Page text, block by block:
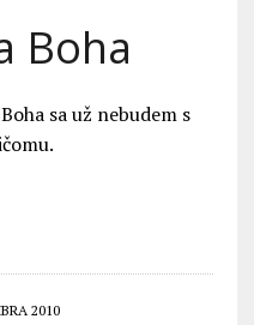
Boha
sa už nebudem s
2010